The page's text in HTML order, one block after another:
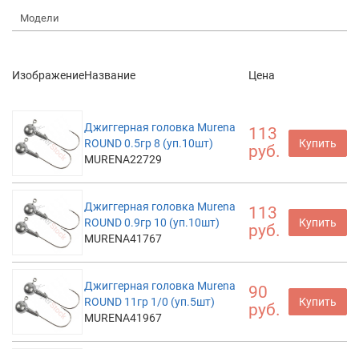
Модели
ИзображениеНазвание Цена
Джиггерная головка Murena
ROUND 0.5гр 8 (уп.10шт)
MURENA22729
113
руб.
Купить
Джиггерная головка Murena
ROUND 0.9гр 10 (уп.10шт)
MURENA41767
113
руб.
Купить
Джиггерная головка Murena
ROUND 11гр 1/0 (уп.5шт)
MURENA41967
90
руб.
Купить